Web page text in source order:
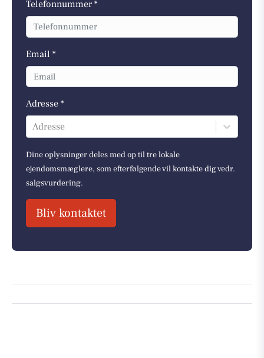
Telefonnummer *
Email *
Adresse *
Adresse
Dine oplysninger deles med op til tre lokale
ejendomsmæglere, som efterfølgende vil kontakte dig vedr.
salgsvurdering.
Bliv kontaktet